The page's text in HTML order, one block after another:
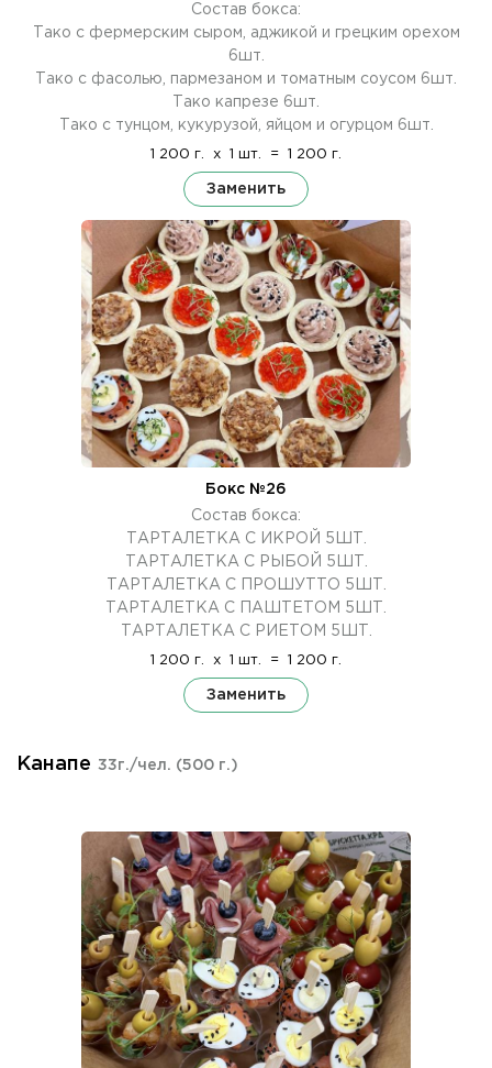
Состав бокса:
Тако с фермерским сыром, аджикой и грецким орехом
6шт.
Тако с фасолью, пармезаном и томатным соусом 6шт.
Тако капрезе 6шт.
Тако с тунцом, кукурузой, яйцом и огурцом 6шт.
1 200 г. x 1 шт. = 1 200 г.
Заменить
Бокс №26
Состав бокса:
ТАРТАЛЕТКА С ИКРОЙ 5ШТ.
ТАРТАЛЕТКА С РЫБОЙ 5ШТ.
ТАРТАЛЕТКА С ПРОШУТТО 5ШТ.
ТАРТАЛЕТКА С ПАШТЕТОМ 5ШТ.
ТАРТАЛЕТКА С РИЕТОМ 5ШТ.
1 200 г. x 1 шт. = 1 200 г.
Заменить
Канапе 33г./чел. (500 г.)